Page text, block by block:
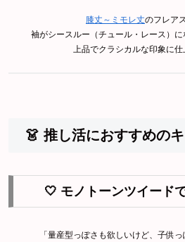
膝丈～ミモレ丈のフレア
袖がシースルー（チュール・レース）に
上品でクラシカルな印象に
👗 推し活におすすめの
🤍 モノトーンツイード
「量産型っぽさも欲しいけど、子供